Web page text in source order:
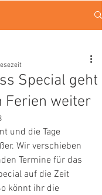
Special geht
Ferien weiter
und die Tage
Wir verschieben
Termine für das
auf die Zeit
könnt ihr die